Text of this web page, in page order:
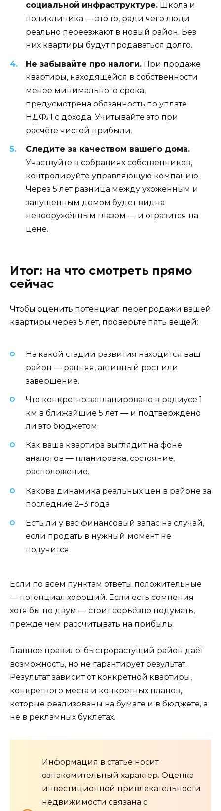
социальной инфраструктуре. Школа и
поликлиника — это то, ради чего люди
реально переезжают в новый район. Без
них квартиры будут продаваться долго.
Не забывайте про налоги. При продаже
квартиры, находящейся в собственности
менее минимального срока,
предусмотрена обязанность по уплате
НДФЛ с дохода. Учитывайте это при
расчёте чистой прибыли.
Следите за качеством вашего дома.
Участвуйте в собраниях собственников,
контролируйте управляющую компанию.
Через 5 лет разница между ухоженным и
запущенным домом будет видна
невооружённым глазом — и отразится на
цене.
Итог: на что смотреть прямо
сейчас
Чтобы оценить потенциал перепродажи вашей
квартиры через 5 лет, проверьте пять вещей:
На какой стадии развития находится ваш
район — ранняя, активный рост или
завершение.
Что конкретно запланировано в радиусе 1
км в ближайшие 5 лет — и подтверждено
ли это бюджетом.
Как ваша квартира выглядит на фоне
аналогов — планировка, состояние,
расположение.
Какова динамика реальных цен в районе за
последние 2–3 года.
Есть ли у вас финансовый запас на случай,
если продать в нужный момент не
получится.
Если по всем пунктам ответы положительные
— потенциал хороший. Если есть сомнения
хотя бы по двум — стоит серьёзно подумать,
прежде чем рассчитывать на прибыль.
Главное правило: быстрорастущий район даёт
возможность, но не гарантирует результат.
Результат зависит от конкретной квартиры,
конкретного места и конкретных планов,
которые реализованы на бумаге и в бюджете, а
не в рекламных буклетах.
Информация в статье носит
ознакомительный характер. Оценка
инвестиционной привлекательности
недвижимости связана с